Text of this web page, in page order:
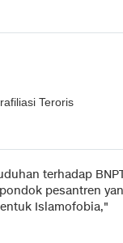
Teroris
terhadap
pesantren
Islamofobia,"